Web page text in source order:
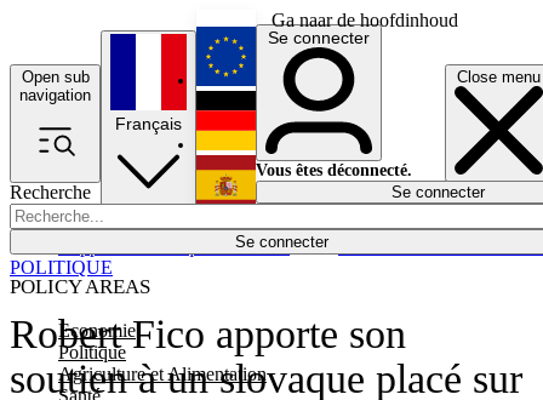
Ga naar de hoofdinhoud
Open sub
navigation
Close menu
Recherche
Se connecter
POLICY AREAS
Economie
Politique
Agriculture et Alimentation
Santé
Économie
Français
English
Deutsch
Español
Se connecter
Vous êtes déconnecté.
Se connecter
Robert Fico apporte son
soutien à un slovaque placé sur
POLITIQUE